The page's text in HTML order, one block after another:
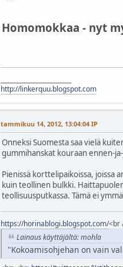
Homomokkaa - nyt
http://linkerquu.blogspot.com
tammikuu 14, 2012, 13:04:04 IP
Onneksi Suomesta saa vielä
gummihanskat kouraan ennen-
Pienissä korttelipaikoissa, joissa
kuin teollinen bulkki.
teollisuusputkassa. Tämä ei
https://horinablogi.blogspot.com/<br
Lainaus käyttäjältä: mohla
"Kokoamisohjehan on vain